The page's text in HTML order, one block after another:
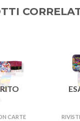
CARTE